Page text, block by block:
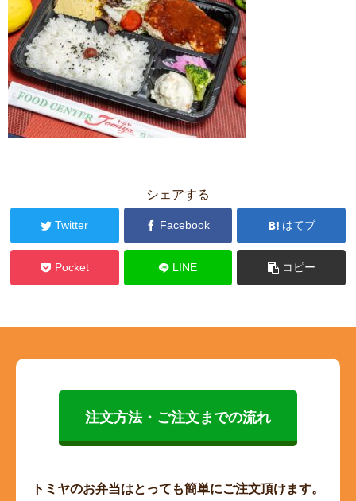
シェアする
Twitter Facebook はてブ
Pocket LINE コピー
注文方法・ご注文までの流れ
トミヤのお弁当はとっても簡単にご注文頂けます。